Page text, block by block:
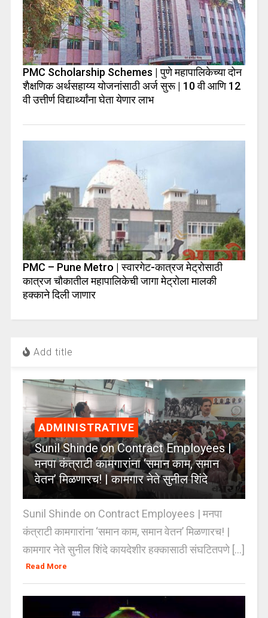
PMC Scholarship Schemes | पुणे महापालिकेच्या दोन
शैक्षणिक अर्थसहाय्य योजनांसाठी अर्ज सुरू | 10 वी आणि 12
वी उत्तीर्ण विद्यार्थ्यांना घेता येणार लाभ
PMC – Pune Metro | स्वारगेट-कात्रज मेट्रोसाठी
कात्रज चौकातील महापालिकेची जागा मेट्रोला मालकी
हक्काने दिली जाणार
Add title
ADMINISTRATIVE
Sunil Shinde on Contract Employees |
मनपा कंत्राटी कामगारांना ‘समान काम, समान
वेतन’ मिळणारच! | कामगार नेते सुनील शिंदे
Sunil Shinde on Contract Employees | मनपा
कंत्राटी कामगारांना ‘समान काम, समान वेतन’ मिळणारच! |
कामगार नेते सुनील शिंदे कायदेशीर हक्कासाठी संघटितपणे [...]
Read More